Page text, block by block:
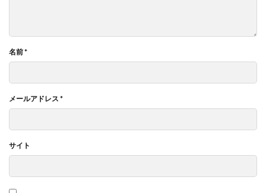
名前*
メールアドレス *
サイト